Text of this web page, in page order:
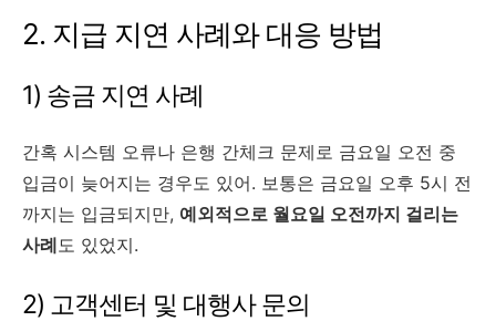
2. 지급 지연 사례와 대응 방법
1) 송금 지연 사례
간혹 시스템 오류나 은행 간체크 문제로 금요일 오전 중
입금이 늦어지는 경우도 있어. 보통은 금요일 오후 5시 전
까지는 입금되지만, 예외적으로 월요일 오전까지 걸리는
사례 도 있었지.
2) 고객센터 및 대행사 문의